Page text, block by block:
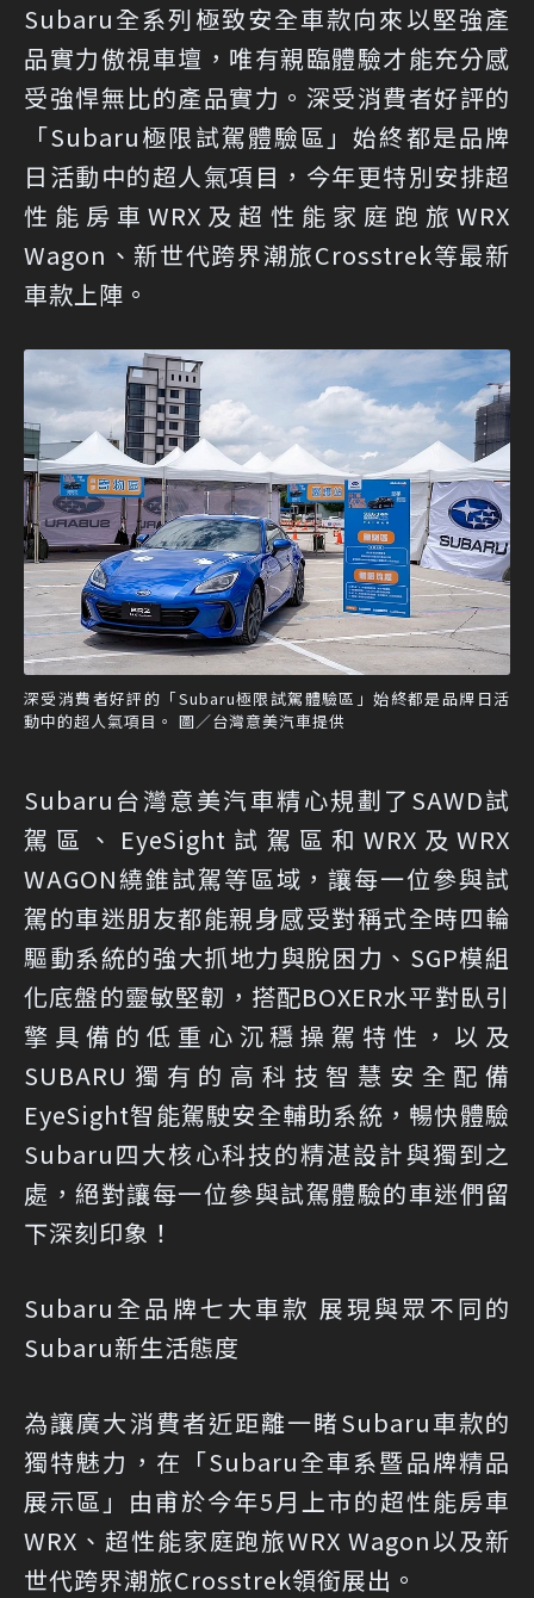
Subaru全系列極致安全車款向來以堅強產
品實力傲視車壇，唯有親臨體驗才能充分感
受強悍無比的產品實力。深受消費者好評的
「Subaru極限試駕體驗區」始終都是品牌
日活動中的超人氣項目，今年更特別安排超
性能房車WRX及超性能家庭跑旅WRX
Wagon、新世代跨界潮旅Crosstrek等最新
車款上陣。
深受消費者好評的「Subaru極限試駕體驗區」始終都是品牌日活
動中的超人氣項目。 圖／台灣意美汽車提供
Subaru台灣意美汽車精心規劃了SAWD試
駕區、EyeSight試駕區和WRX及WRX
WAGON繞錐試駕等區域，讓每一位參與試
駕的車迷朋友都能親身感受對稱式全時四輪
驅動系統的強大抓地力與脫困力、SGP模組
化底盤的靈敏堅韌，搭配BOXER水平對臥引
擎具備的低重心沉穩操駕特性，以及
SUBARU獨有的高科技智慧安全配備
EyeSight智能駕駛安全輔助系統，暢快體驗
Subaru四大核心科技的精湛設計與獨到之
處，絕對讓每一位參與試駕體驗的車迷們留
下深刻印象！
Subaru全品牌七大車款 展現與眾不同的
Subaru新生活態度
為讓廣大消費者近距離一睹Subaru車款的
獨特魅力，在「Subaru全車系暨品牌精品
展示區」由甫於今年5月上市的超性能房車
WRX、超性能家庭跑旅WRX Wagon以及新
世代跨界潮旅Crosstrek領銜展出。